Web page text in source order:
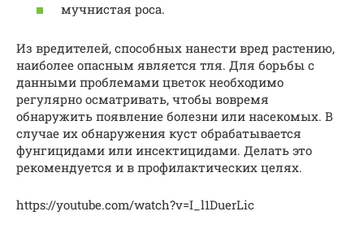
мучнистая роса.
Из вредителей, способных нанести вред растению,
наиболее опасным является тля. Для борьбы с
данными проблемами цветок необходимо
регулярно осматривать, чтобы вовремя
обнаружить появление болезни или насекомых. В
случае их обнаружения куст обрабатывается
фунгицидами или инсектицидами. Делать это
рекомендуется и в профилактических целях.
https://youtube.com/watch?v=I_l1DuerLic